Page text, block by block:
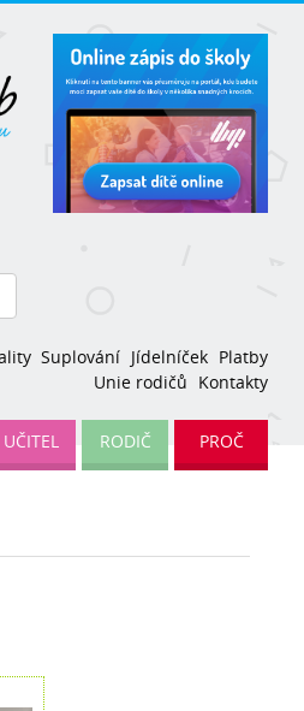
Suplování Jídelníček Platby
Unie rodičů Kontakty
UČITEL RODIČ PROČ